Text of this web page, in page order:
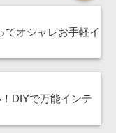
てオシャレお手軽イ
DIYで万能インテ